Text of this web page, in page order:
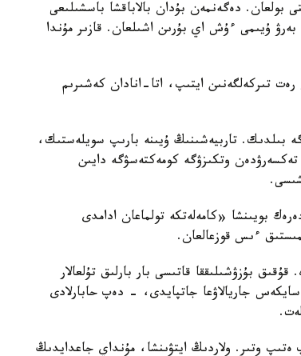
بولعان. دەگەنمەن بۇدان بالاباقشا باسشىلىعى
ۇيىمى ءۇش اي بۇرىن اشىلعان. قازىر مۇندا
رەت تىركەلگەنىن ايتىپ، اتا-انادان كەشىرىم
بىلدىك. تاربيەشىنىڭ ۇيىنە بارىپ سويلەستىك،
تەكسەرۋدەن وتكىزۋگە كومەكتەسۋگە دايىن
بويىنشا «كامەلەتكە تولماعان ادامدى
ءىس قوزعالعان.
بۇزۋشىلىققا قاتىسى بار بارلىق تۇلعالار
سايكەس جاريالاۋعا جاتپايدى، - دەپ حابارلادى
ەتىپ وتىر. ولاردىڭ ايتۋىنشا، مۇنداي جاعدايدىڭ